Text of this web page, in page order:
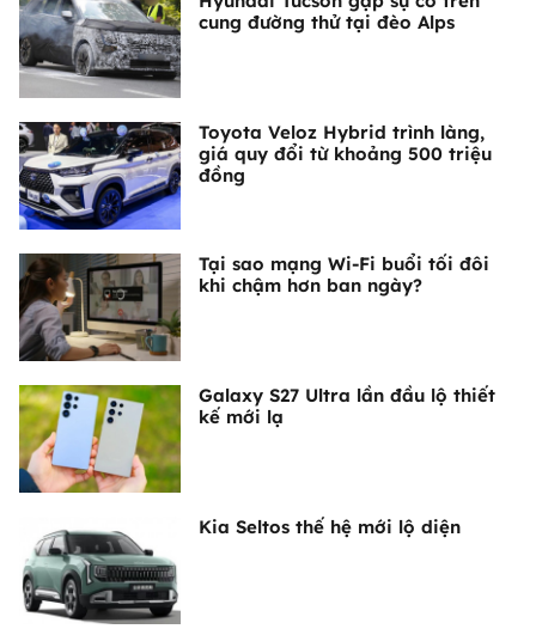
cung đường thử tại đèo Alps
Toyota Veloz Hybrid trình làng,
giá quy đổi từ khoảng 500 triệu
đồng
Tại sao mạng Wi-Fi buổi tối đôi
khi chậm hơn ban ngày?
Galaxy S27 Ultra lần đầu lộ thiết
kế mới lạ
Kia Seltos thế hệ mới lộ diện